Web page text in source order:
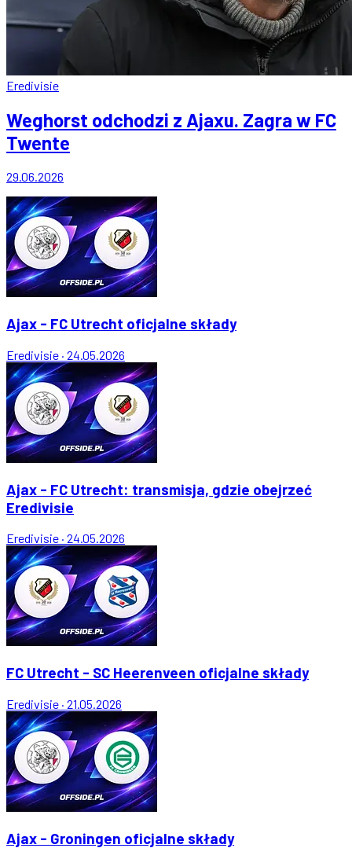
Eredivisie
Weghorst odchodzi z Ajaxu. Zagra w FC
Twente
29.06.2026
Ajax - FC Utrecht oficjalne składy
Eredivisie · 24.05.2026
Ajax - FC Utrecht: transmisja, gdzie obejrzeć
Eredivisie
Eredivisie · 24.05.2026
FC Utrecht - SC Heerenveen oficjalne składy
Eredivisie · 21.05.2026
Ajax - Groningen oficjalne składy